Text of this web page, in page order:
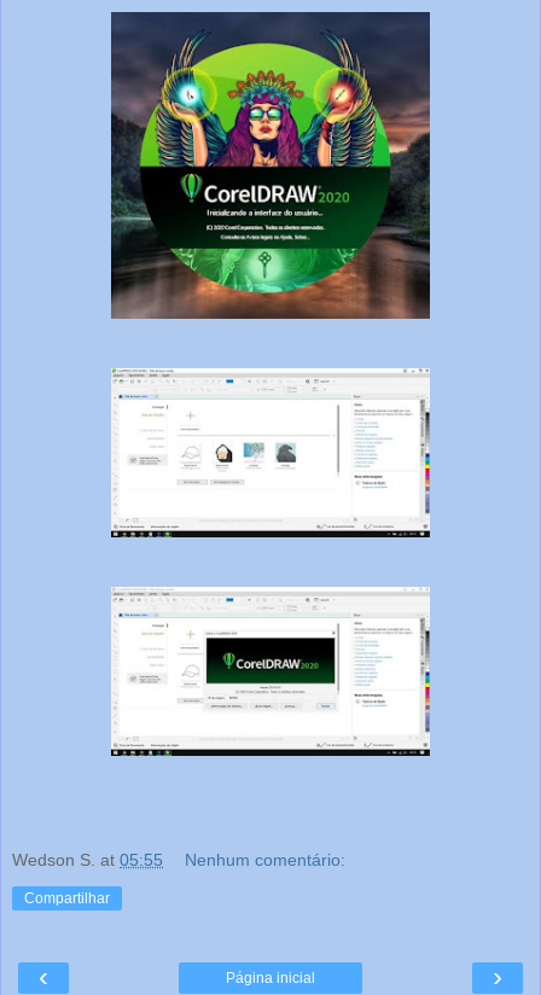
Wedson S. at 05:55 Nenhum comentário:
Compartilhar
‹ ›
Página inicial